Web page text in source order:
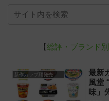
【総評・ブランド
新作カップ麺発売予定
最新
風堂
味」